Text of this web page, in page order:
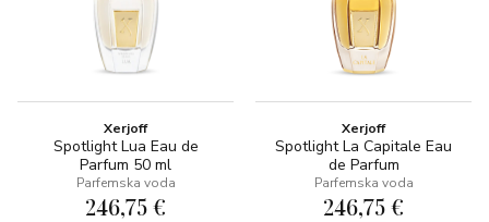
Xerjoff
Spotlight Lua Eau de
Parfum 50 ml
Parfemska voda
246,75 €
Xerjoff
Spotlight La Capitale Eau
de Parfum
Parfemska voda
246,75 €